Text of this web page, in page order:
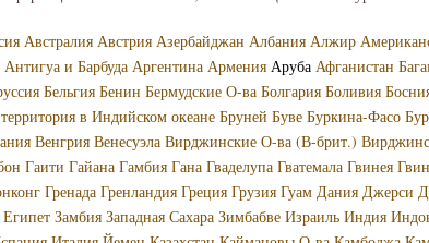
Австралия Австрия Азербайджан Албания Алжир
Антигуа и Барбуда Аргентина Армения Аруба Афганистан
Бельгия Бенин Бермудские О-ва Болгария Боливия
в Индийском океане Бруней Буве Буркина-Фасо
Венгрия Венесуэла Вирджинские О-ва (В-брит.)
Гаити Гайана Гамбия Гана Гваделупа Гватемала Гвинея
Гренада Гренландия Греция Грузия Гуам Дания Джерси
Египет Замбия Западная Сахара Зимбабве Израиль Индия